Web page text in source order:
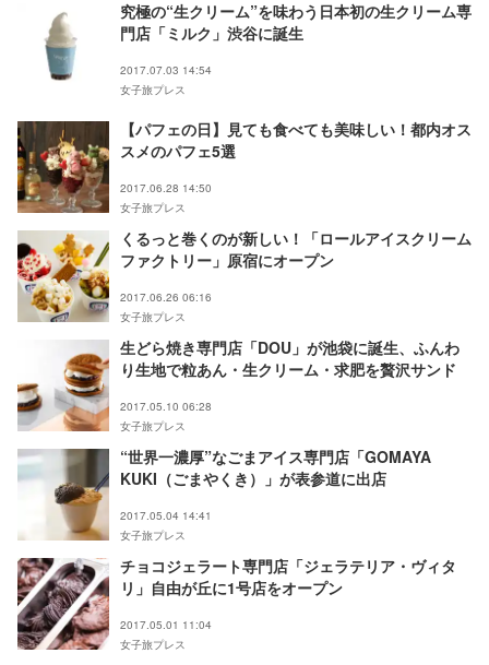
究極の“生クリーム”を味わう日本初の生クリーム専
門店「ミルク」渋谷に誕生
2017.07.03 14:54
女子旅プレス
【パフェの日】見ても食べても美味しい！都内オス
スメのパフェ5選
2017.06.28 14:50
女子旅プレス
くるっと巻くのが新しい！「ロールアイスクリーム
ファクトリー」原宿にオープン
2017.06.26 06:16
女子旅プレス
生どら焼き専門店「DOU」が池袋に誕生、ふんわ
り生地で粒あん・生クリーム・求肥を贅沢サンド
2017.05.10 06:28
女子旅プレス
“世界一濃厚”なごまアイス専門店「GOMAYA
KUKI（ごまやくき）」が表参道に出店
2017.05.04 14:41
女子旅プレス
チョコジェラート専門店「ジェラテリア・ヴィタ
リ」自由が丘に1号店をオープン
2017.05.01 11:04
女子旅プレス